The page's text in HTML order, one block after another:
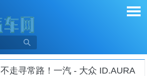

不走寻常路！一汽 - 大众 ID.AURA